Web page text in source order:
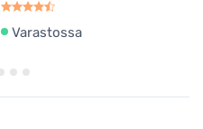
Varastossa